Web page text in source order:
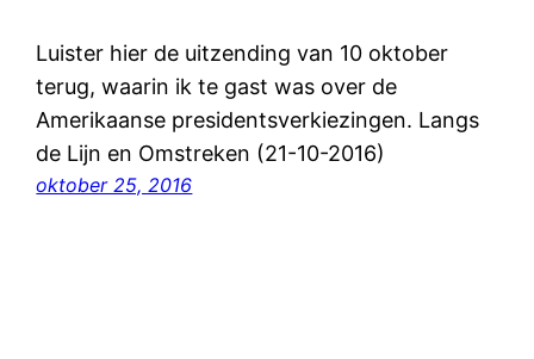
Luister hier de uitzending van 10 oktober
terug, waarin ik te gast was over de
Amerikaanse presidentsverkiezingen. Langs
de Lijn en Omstreken (21-10-2016)
oktober 25, 2016